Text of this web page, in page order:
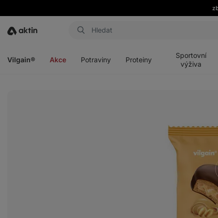
Aktin
Vilgain® Akce Potraviny Proteiny
Sportovní
výživa